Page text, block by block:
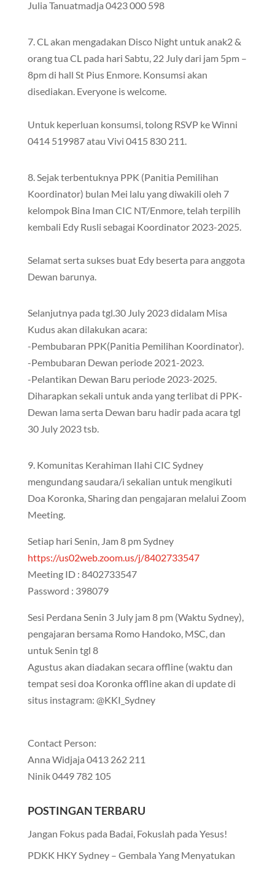
Julia Tanuatmadja 0423 000 598
7. CL akan mengadakan Disco Night untuk anak2 &
orang tua CL pada hari Sabtu, 22 July dari jam 5pm –
8pm di hall St Pius Enmore. Konsumsi akan
disediakan. Everyone is welcome.
Untuk keperluan konsumsi, tolong RSVP ke Winni
0414 519987 atau Vivi 0415 830 211.
8. Sejak terbentuknya PPK (Panitia Pemilihan
Koordinator) bulan Mei lalu yang diwakili oleh 7
kelompok Bina Iman CIC NT/Enmore, telah terpilih
kembali Edy Rusli sebagai Koordinator 2023-2025.
Selamat serta sukses buat Edy beserta para anggota
Dewan barunya.
Selanjutnya pada tgl.30 July 2023 didalam Misa
Kudus akan dilakukan acara:
-Pembubaran PPK(Panitia Pemilihan Koordinator).
-Pembubaran Dewan periode 2021-2023.
-Pelantikan Dewan Baru periode 2023-2025.
Diharapkan sekali untuk anda yang terlibat di PPK-
Dewan lama serta Dewan baru hadir pada acara tgl
30 July 2023 tsb.
9. Komunitas Kerahiman Ilahi CIC Sydney
mengundang saudara/i sekalian untuk mengikuti
Doa Koronka, Sharing dan pengajaran melalui Zoom
Meeting.
Setiap hari Senin, Jam 8 pm Sydney
https://us02web.zoom.us/j/8402733547
Meeting ID : 8402733547
Password : 398079
Sesi Perdana Senin 3 July jam 8 pm (Waktu Sydney),
pengajaran bersama Romo Handoko, MSC, dan
untuk Senin tgl 8
Agustus akan diadakan secara offline (waktu dan
tempat sesi doa Koronka offline akan di update di
situs instagram: @KKI_Sydney
Contact Person:
Anna Widjaja 0413 262 211
Ninik 0449 782 105
POSTINGAN TERBARU
Jangan Fokus pada Badai, Fokuslah pada Yesus!
PDKK HKY Sydney – Gembala Yang Menyatukan